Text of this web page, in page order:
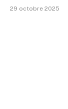
29 octobre 2025